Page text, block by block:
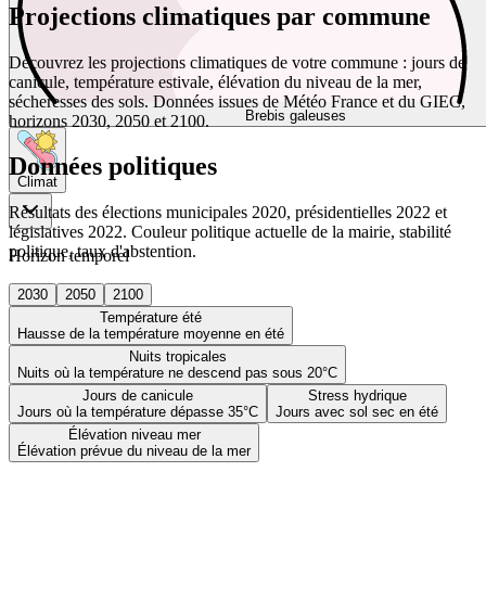
Brebis galeuses
Climat
Horizon temporel
2030 2050
2100
Température été
Hausse de la température moyenne en été
Nuits tropicales
Nuits où la température ne descend pas sous 20°C
Jours de canicule
Jours où la température dépasse 35°C
Stress hydrique
Jours avec sol sec en été
Élévation niveau mer
Élévation prévue du niveau de la mer
Projections climatiques par commune
Découvrez les projections climatiques de votre commune : jours de
canicule, température estivale, élévation du niveau de la mer,
sécheresses des sols. Données issues de Météo France et du GIEC,
horizons 2030, 2050 et 2100.
Données politiques
Résultats des élections municipales 2020, présidentielles 2022 et
législatives 2022. Couleur politique actuelle de la mairie, stabilité
politique, taux d'abstention.